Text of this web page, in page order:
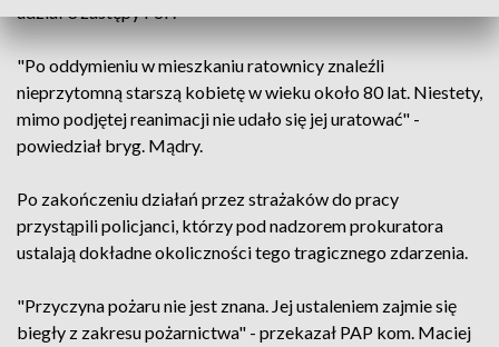
udział 3 zastępy PSP.
"Po oddymieniu w mieszkaniu ratownicy znaleźli
nieprzytomną starszą kobietę w wieku około 80 lat. Niestety,
mimo podjętej reanimacji nie udało się jej uratować" -
powiedział bryg. Mądry.
Po zakończeniu działań przez strażaków do pracy
przystąpili policjanci, którzy pod nadzorem prokuratora
ustalają dokładne okoliczności tego tragicznego zdarzenia.
"Przyczyna pożaru nie jest znana. Jej ustaleniem zajmie się
biegły z zakresu pożarnictwa" - przekazał PAP kom. Maciej